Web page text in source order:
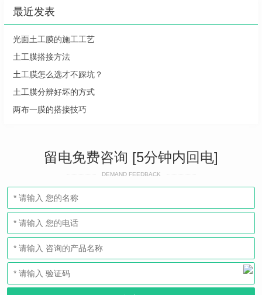
最近发表
光面土工膜的施工工艺
土工膜搭接方法
土工膜怎么选才不踩坑？
土工膜分辨好坏的方式
两布一膜的搭接技巧
留电免费咨询 [5分钟内回电]
DEMAND FEEDBACK